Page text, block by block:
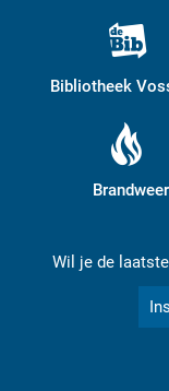
Bibliotheek
Brandweer
Wil je de